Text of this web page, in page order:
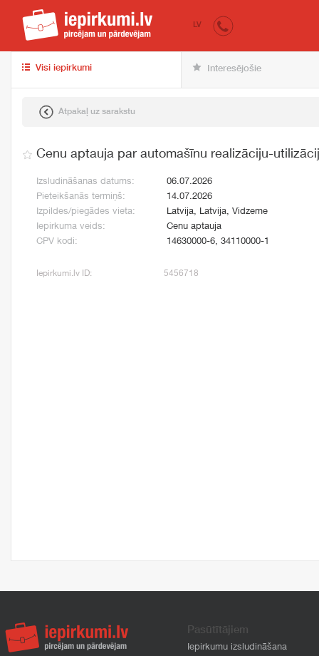
iepirkumi.lv
LV
Visi iepirkumi Interesējošie
Atpakaļ uz sarakstu
Cenu aptauja par automašīnu realizāciju-
Izsludināšanas datums:
06.07.2026
Pieteikšanās termiņš:
14.07.2026
Izpildes/piegādes vieta:
Latvija, Latvija, Vidzeme
Iepirkuma veids:
Cenu aptauja
CPV kodi:
14630000-6, 34110000-1
Iepirkumi.lv ID: 5456718
Pasūtītājiem
Iepirkumu izsludināšana